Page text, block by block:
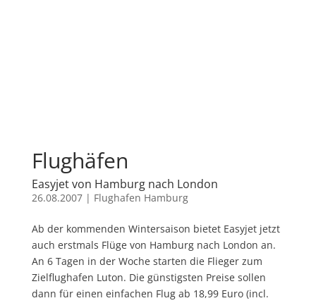
Flughäfen
Easyjet von Hamburg nach London
26.08.2007| Flughafen Hamburg
Ab der kommenden Wintersaison bietet Easyjet jetzt
auch erstmals Flüge von Hamburg nach London an.
An 6 Tagen in der Woche starten die Flieger zum
Zielflughafen Luton. Die günstigsten Preise sollen
dann für einen einfachen Flug ab 18,99 Euro (incl.